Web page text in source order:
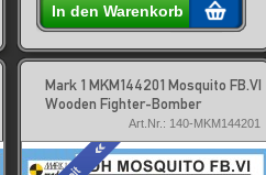
In den Warenkorb
Mark 1 MKM144201 Mosquito FB.VI
Wooden Fighter-Bomber
Art.Nr.: 140-MKM144201